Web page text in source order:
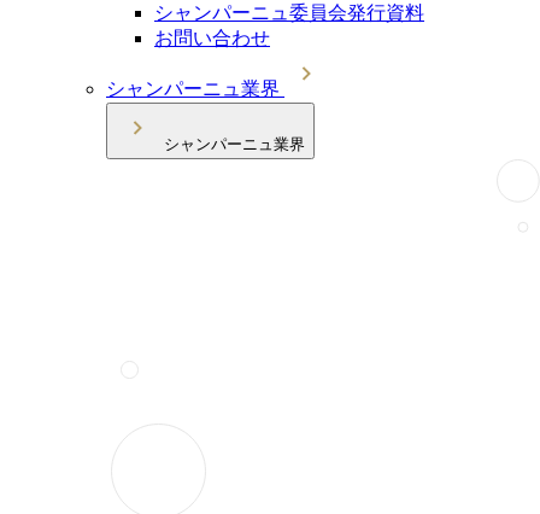
シャンパーニュ委員会発行資料
お問い合わせ
シャンパーニュ業界
シャンパーニュ業界